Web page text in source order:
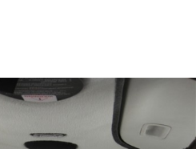
Wout en Ilse (25 juni 2010)